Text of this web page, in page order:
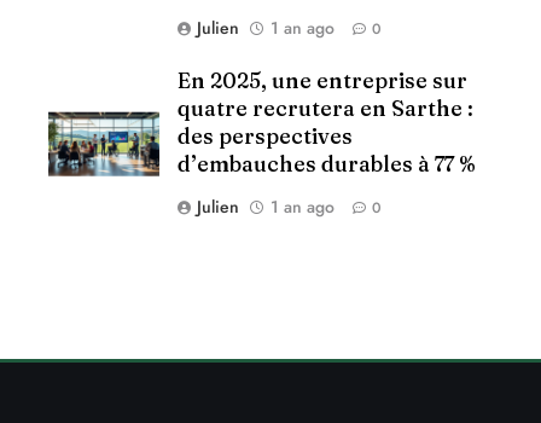
Julien 1 an ago 0
En 2025, une entreprise sur
quatre recrutera en Sarthe :
des perspectives
d’embauches durables à 77 %
Julien 1 an ago 0